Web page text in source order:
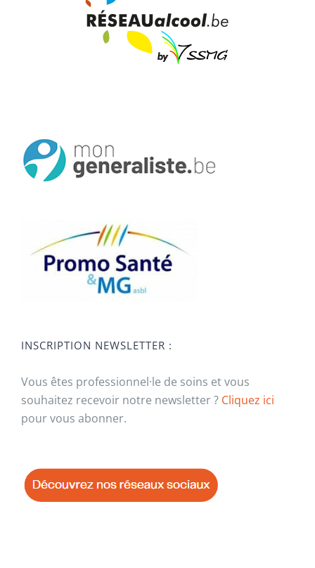
INSCRIPTION NEWSLETTER :
Vous êtes professionnel·le de soins et vous
souhaitez recevoir notre newsletter ? Cliquez ici
pour vous abonner.